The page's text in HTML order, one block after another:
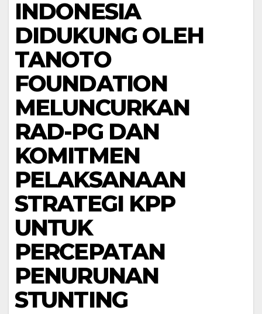
INDONESIA
DIDUKUNG OLEH
TANOTO
FOUNDATION
MELUNCURKAN
RAD-PG DAN
KOMITMEN
PELAKSANAAN
STRATEGI KPP
UNTUK
PERCEPATAN
PENURUNAN
STUNTING